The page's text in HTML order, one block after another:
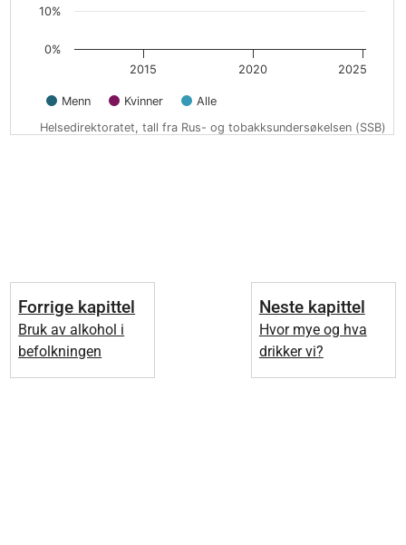
Menn Kvinner Alle
2015 2020 2025
0%
10%
Helsedirektoratet, tall fra Rus- og tobakksundersøkelsen (SSB)
Forrige kapittel
Bruk av alkohol i
befolkningen
Neste kapittel
Hvor mye og hva
drikker vi?